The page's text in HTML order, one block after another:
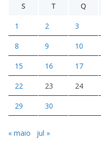
S
T Q
1 2 3
8 9 10
15 16 17
22 23 24
29 30
« maio jul »